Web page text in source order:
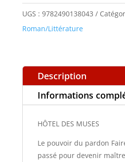
UGS : 9782490138043
Roman/Littérature
Description
Informations
HÔTEL DES MUSES
Le pouvoir du pardon
passé pour devenir